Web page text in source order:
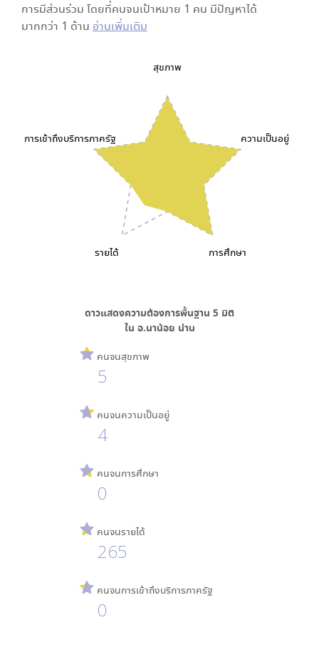
การมีส่วนร่วม โดยที่คนจนเป้าหมาย 1 คน มีปัญหาได้
มากกว่า 1 ด้าน อ่านเพิ่มเติม
สุขภาพ
ความเป็นอยู่
การศึกษา
รายได้
การเข้าถึงบริการภาครัฐ
ดาวแสดงความต้องการพื้นฐาน 5 มิติ
ใน อ.นาน้อย น่าน
คนจนสุขภาพ
5
คนจนความเป็นอยู่
4
คนจนการศึกษา
0
คนจนรายได้
265
คนจนการเข้าถึงบริการภาครัฐ
0